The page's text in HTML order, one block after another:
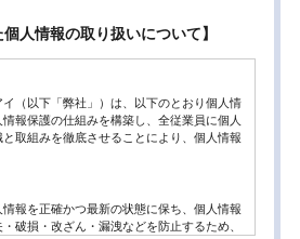
個人情報の取り扱いについて】
（以下「弊社」）は、以下のとおり個人情
報保護の仕組みを構築し、全従業員に個人
取組みを徹底させることにより、個人情報
報を正確かつ最新の状態に保ち、個人情報
破損・改ざん・漏洩などを防止するため、